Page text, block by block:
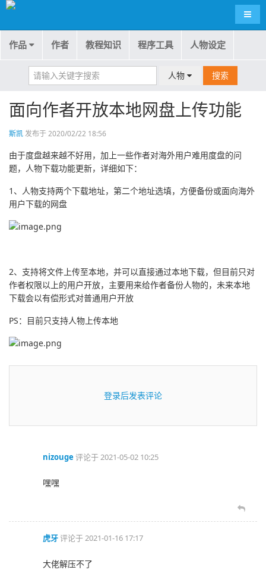
导航
作品 作者 教程知识 程序工具 人物设定
人物 搜索
面向作者开放本地网盘上传功能
斯凯发布于 2020/02/22 18:56
由于度盘越来越不好用，加上一些作者对海外用户难用度盘的问
题，人物下载功能更新，详细如下：
1、人物支持两个下载地址，第二个地址选填，方便备份或面向海外
用户下载的网盘
2、支持将文件上传至本地，并可以直接通过本地下载，但目前只对
作者权限以上的用户开放，主要用来给作者备份人物的，未来本地
下载会以有偿形式对普通用户开放
PS：目前只支持人物上传本地
登录后发表评论
nizouge 评论于2021-05-02 10:25
嘿嘿
虎牙评论于2021-01-16 17:17
大佬解压不了